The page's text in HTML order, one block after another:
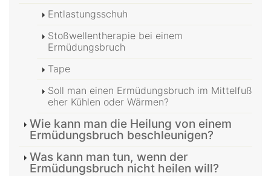
Entlastungsschuh
Stoßwellentherapie bei einem
Ermüdungsbruch
Tape
Soll man einen Ermüdungsbruch im Mittelfuß
eher Kühlen oder Wärmen?
Wie kann man die Heilung von einem
Ermüdungsbruch beschleunigen?
Was kann man tun, wenn der
Ermüdungsbruch nicht heilen will?